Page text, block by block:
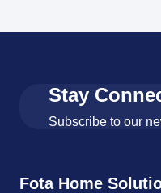
Stay
Subscribe to our
Fota Home